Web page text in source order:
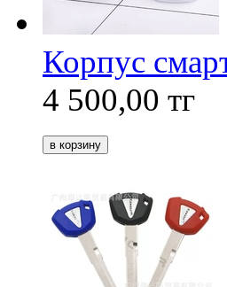
Корпус
4 500,00 тг